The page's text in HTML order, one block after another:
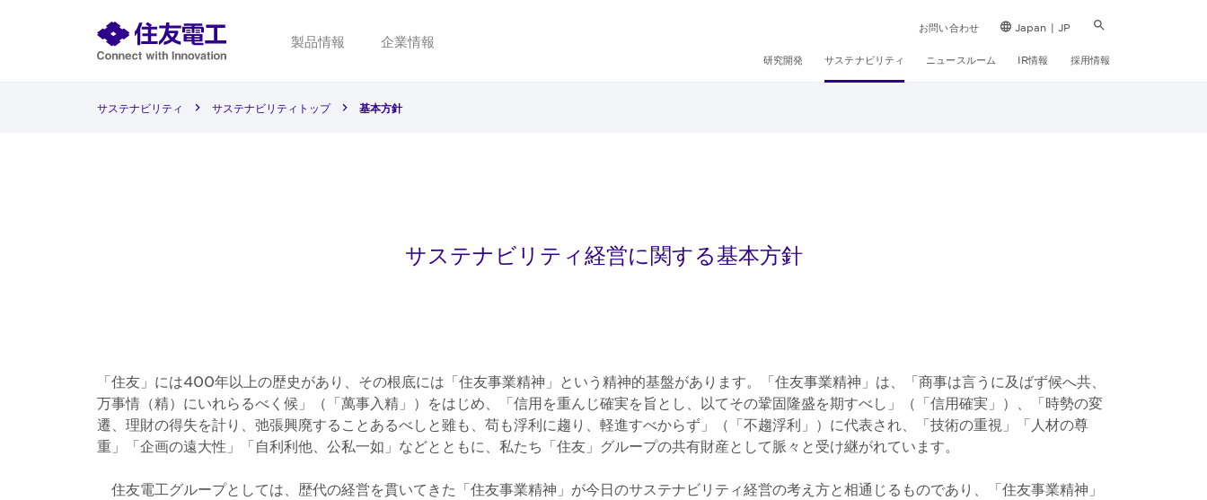
製品情報 企業情報
お問い合わせ Japan | JP
研究開発 サステナビリティ ニュースルーム IR情報 採用情報
サステナビリティ サステナビリティトップ 基本方針
サステナビリティ経営に関する基本方針
「住友」には400年以上の歴史があり、その根底には「住友事業精神」という精神的基盤があります。「住友事業精神」は、「商事は言うに及ばず候へ共、
万事情（精）にいれらるべく候」（「萬事入精」）をはじめ、「信用を重んじ確実を旨とし、以てその鞏固隆盛を期すべし」（「信用確実」）、「時勢の変
遷、理財の得失を計り、弛張興廃することあるべしと雖も、苟も浮利に趨り、軽進すべからず」（「不趨浮利」）に代表され、「技術の重視」「人材の尊
重」「企画の遠大性」「自利利他、公私一如」などとともに、私たち「住友」グループの共有財産として脈々と受け継がれています。
住友電工グループとしては、歴代の経営を貫いてきた「住友事業精神」が今日のサステナビリティ経営の考え方と相通じるものであり、「住友事業精神」